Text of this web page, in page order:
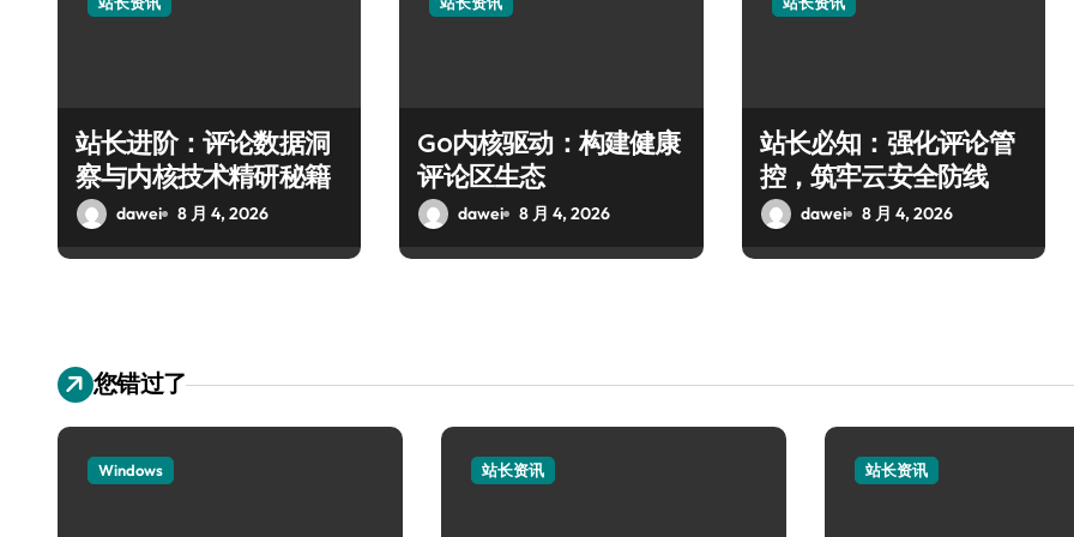
站长进阶：评论数据洞
察与内核技术精研秘籍
dawei 8 月 4, 2026
Go内核驱动：构建健康
评论区生态
dawei 8 月 4, 2026
站长必知：强化评论管
控，筑牢云安全防线
dawei 8 月 4, 2026
您错过了
Windows 站长资讯 站长资讯